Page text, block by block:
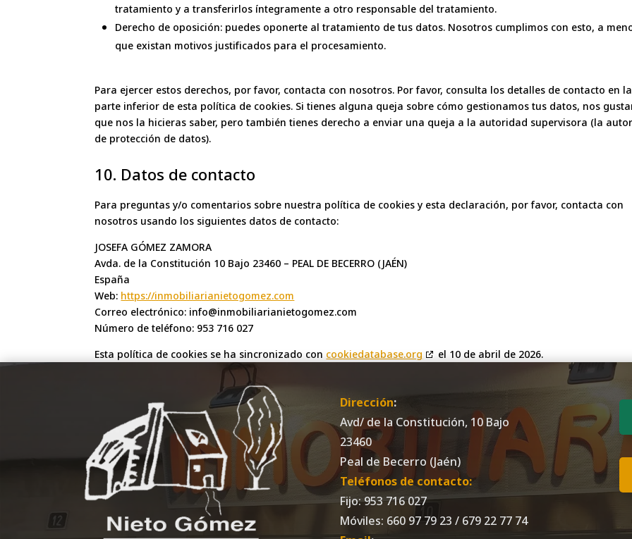
tratamiento y a transferirlos íntegramente a otro responsable del tratamiento.
Derecho de oposición: puedes oponerte al tratamiento de tus datos. Nosotros cumplimos con esto, a
que existan motivos justificados para el procesamiento.
Para ejercer estos derechos, por favor, contacta con nosotros. Por favor, consulta los detalles de contacto en la
parte inferior de esta política de cookies. Si tienes alguna queja sobre cómo gestionamos tus datos, nos
que nos la hicieras saber, pero también tienes derecho a enviar una queja a la autoridad supervisora (la
de protección de datos).
10. Datos de contacto
Para preguntas y/o comentarios sobre nuestra política de cookies y esta declaración, por favor, contacta con
nosotros usando los siguientes datos de contacto:
JOSEFA GÓMEZ ZAMORA
Avda. de la Constitución 10 Bajo 23460 – PEAL DE BECERRO (JAÉN)
España
Web: https://inmobiliarianietogomez.com
Correo electrónico: info@inmobiliarianietogomez.com
Número de teléfono: 953 716 027
Esta política de cookies se ha sincronizado con cookiedatabase.org el 10 de abril de 2026.
Dirección:
Avd/ de la Constitución, 10 Bajo
23460
Peal de Becerro (Jaén)
Teléfonos de contacto:
Fijo: 953 716 027
Móviles: 660 97 79 23 / 679 22 77 74